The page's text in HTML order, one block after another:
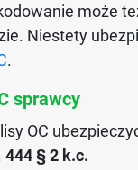
może
Niestety
.
sprawcy
OC
444 § 2 k.c.